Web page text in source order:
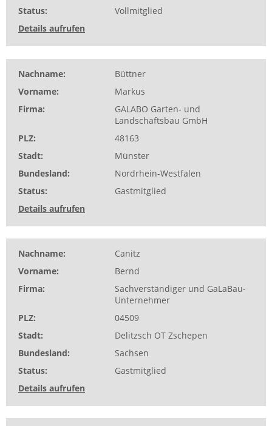
Status
Vollmitglied
Details aufrufen
Nachname
Büttner
Vorname
Markus
Firma
GALABO Garten- und
Landschaftsbau GmbH
PLZ
48163
Stadt
Münster
Bundesland
Nordrhein-Westfalen
Status
Gastmitglied
Details aufrufen
Nachname
Canitz
Vorname
Bernd
Firma
Sachverständiger und GaLaBau-
Unternehmer
PLZ
04509
Stadt
Delitzsch OT Zschepen
Bundesland
Sachsen
Status
Gastmitglied
Details aufrufen